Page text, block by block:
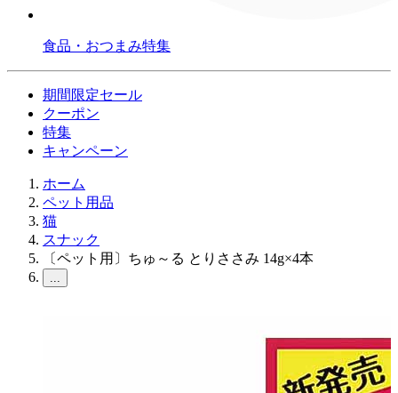
食品・おつまみ特集
期間限定セール
クーポン
特集
キャンペーン
ホーム
ペット用品
猫
スナック
〔ペット用〕ちゅ～る とりささみ 14g×4本
...